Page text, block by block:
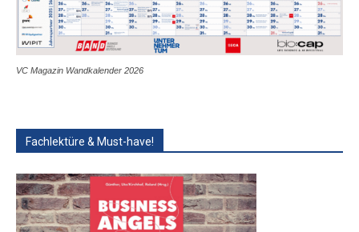
VC Magazin Wandkalender 2026
Fachlektüre & Must-have!